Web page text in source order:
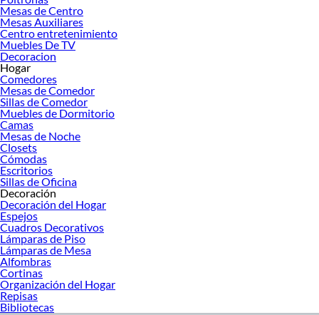
Mesas de Centro
Mesas Auxiliares
Centro entretenimiento
Muebles De TV
Decoracion
Hogar
Comedores
Mesas de Comedor
Sillas de Comedor
Muebles de Dormitorio
Camas
Mesas de Noche
Closets
Cómodas
Escritorios
Sillas de Oficina
Decoración
Decoración del Hogar
Espejos
Cuadros Decorativos
Lámparas de Piso
Lámparas de Mesa
Alfombras
Cortinas
Organización del Hogar
Repisas
Bibliotecas